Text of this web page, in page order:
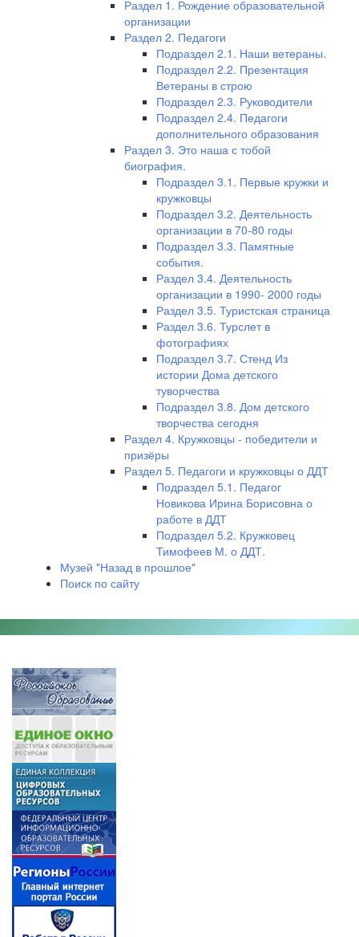
Раздел 1. Рождение образовательной
организации
Раздел 2. Педагоги
Подраздел 2.1. Наши ветераны.
Подраздел 2.2. Презентация
Ветераны в строю
Подраздел 2.3. Руководители
Подраздел 2.4. Педагоги
дополнительного образования
Раздел 3. Это наша с тобой
биография.
Подраздел 3.1. Первые кружки и
кружковцы
Подраздел 3.2. Деятельность
организации в 70-80 годы
Подраздел 3.3. Памятные
события.
Раздел 3.4. Деятельность
организации в 1990- 2000 годы
Раздел 3.5. Туристская страница
Раздел 3.6. Турслет в
фотографиях
Подраздел 3.7. Стенд Из
истории Дома детского
туворчества
Подраздел 3.8. Дом детского
творчества сегодня
Раздел 4. Кружковцы - победители и
призёры
Раздел 5. Педагоги и кружковцы о ДДТ
Подраздел 5.1. Педагог
Новикова Ирина Борисовна о
работе в ДДТ
Подраздел 5.2. Кружковец
Тимофеев М. о ДДТ.
Музей "Назад в прошлое"
Поиск по сайту